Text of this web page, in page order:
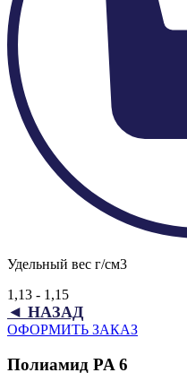
Удельный вес г/см3
1,13 - 1,15
◄ НАЗАД
ОФОРМИТЬ ЗАКАЗ
Полиамид PA 6